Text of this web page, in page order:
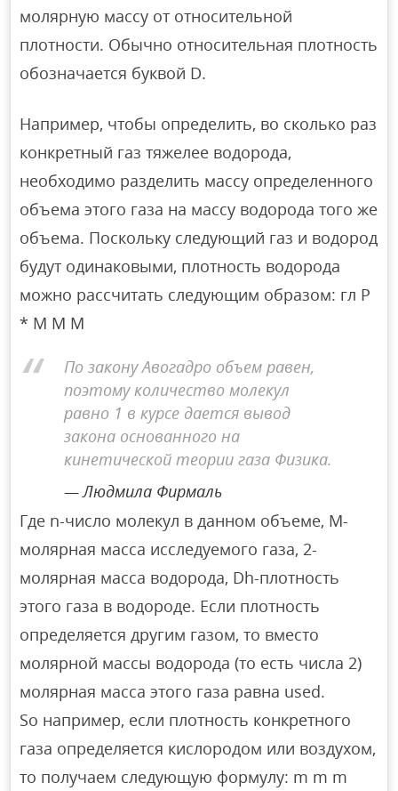
молярную массу от относительной
плотности. Обычно относительная плотность
обозначается буквой D.
Например, чтобы определить, во сколько раз
конкретный газ тяжелее водорода,
необходимо разделить массу определенного
объема этого газа на массу водорода того же
объема. Поскольку следующий газ и водород
будут одинаковыми, плотность водорода
можно рассчитать следующим образом: гл Р
* М М М
По закону Авогадро объем равен,
поэтому количество молекул
равно 1 в курсе дается вывод
закона основанного на
кинетической теории газа Физика.
Людмила Фирмаль
Где n-число молекул в данном объеме, M-
молярная масса исследуемого газа, 2-
молярная масса водорода, Dh-плотность
этого газа в водороде. Если плотность
определяется другим газом, то вместо
молярной массы водорода (то есть числа 2)
молярная масса этого газа равна used.
So например, если плотность конкретного
газа определяется кислородом или воздухом,
то получаем следующую формулу: m m m